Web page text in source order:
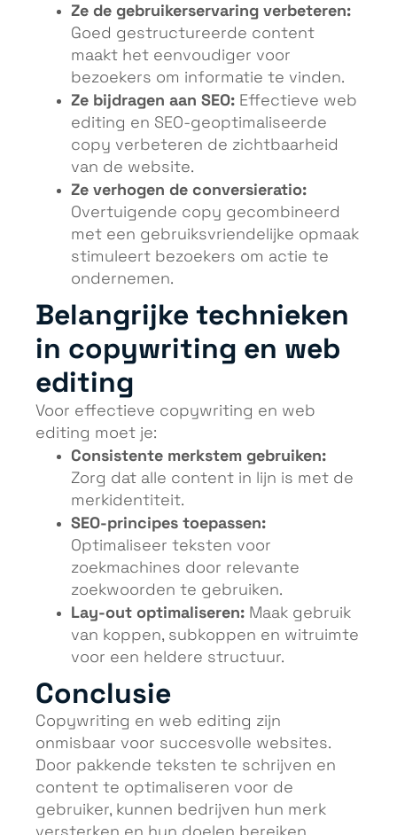
Ze de gebruikerservaring verbeteren:
Goed gestructureerde content
maakt het eenvoudiger voor
bezoekers om informatie te vinden.
Ze bijdragen aan SEO: Effectieve web
editing en SEO-geoptimaliseerde
copy verbeteren de zichtbaarheid
van de website.
Ze verhogen de conversieratio:
Overtuigende copy gecombineerd
met een gebruiksvriendelijke opmaak
stimuleert bezoekers om actie te
ondernemen.
Belangrijke technieken
in copywriting en web
editing
Voor effectieve copywriting en web
editing moet je:
Consistente merkstem gebruiken:
Zorg dat alle content in lijn is met de
merkidentiteit.
SEO-principes toepassen:
Optimaliseer teksten voor
zoekmachines door relevante
zoekwoorden te gebruiken.
Lay-out optimaliseren: Maak gebruik
van koppen, subkoppen en witruimte
voor een heldere structuur.
Conclusie
Copywriting en web editing zijn
onmisbaar voor succesvolle websites.
Door pakkende teksten te schrijven en
content te optimaliseren voor de
gebruiker, kunnen bedrijven hun merk